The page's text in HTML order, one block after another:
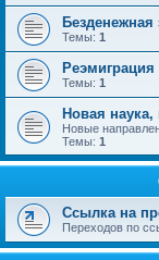
Темы: 1
Темы: 1
Новая
Новые
Темы: 1
Ссылка на
Переходов по